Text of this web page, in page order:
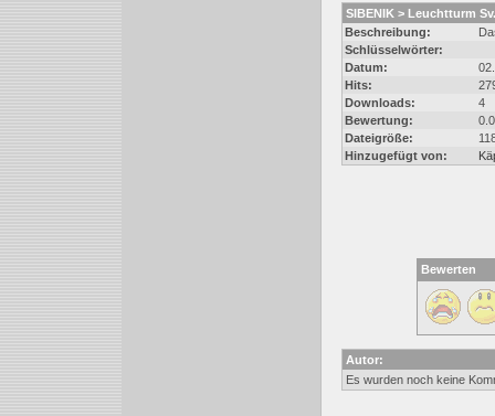
SIBENIK > Leuchtturm
Beschreibung:
Schlüsselwörter:
Datum:
Hits:
Downloads:
4
Bewertung:
Dateigröße:
Hinzugefügt von:
Bewerten
Autor:
Es wurden noch keine